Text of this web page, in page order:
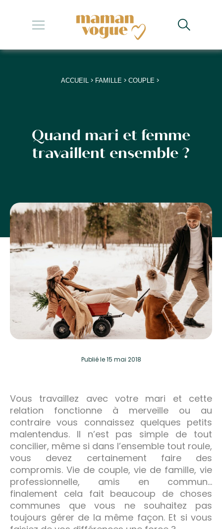
+
+
+
+
ACCUEIL > FAMILLE > COUPLE >
Quand mari et femme
travaillent ensemble ?
Publiéle 15 mai 2018
Vous travaillez avec votre mari et cette
relation fonctionne à merveille ou au
contraire vous connaissez quelques petits
malentendus. Il n’est pas simple de tout
concilier, même si dans l’ensemble tout roule,
vous devez certainement faire des
compromis. Vie de couple, vie de famille, vie
professionnelle, amis en commun…
finalement cela fait beaucoup de choses
communes que vous ne souhaitez pas
toujours gérer de la même façon. Et si vous